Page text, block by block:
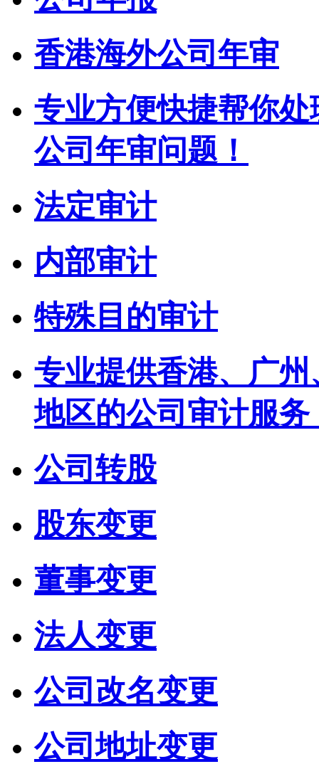
香港海外公司年审
专业方便快捷帮你
公司年审问题！
法定审计
内部审计
特殊目的审计
专业提供香港、广
地区的公司审计服务
公司转股
股东变更
董事变更
法人变更
公司改名变更
公司地址变更